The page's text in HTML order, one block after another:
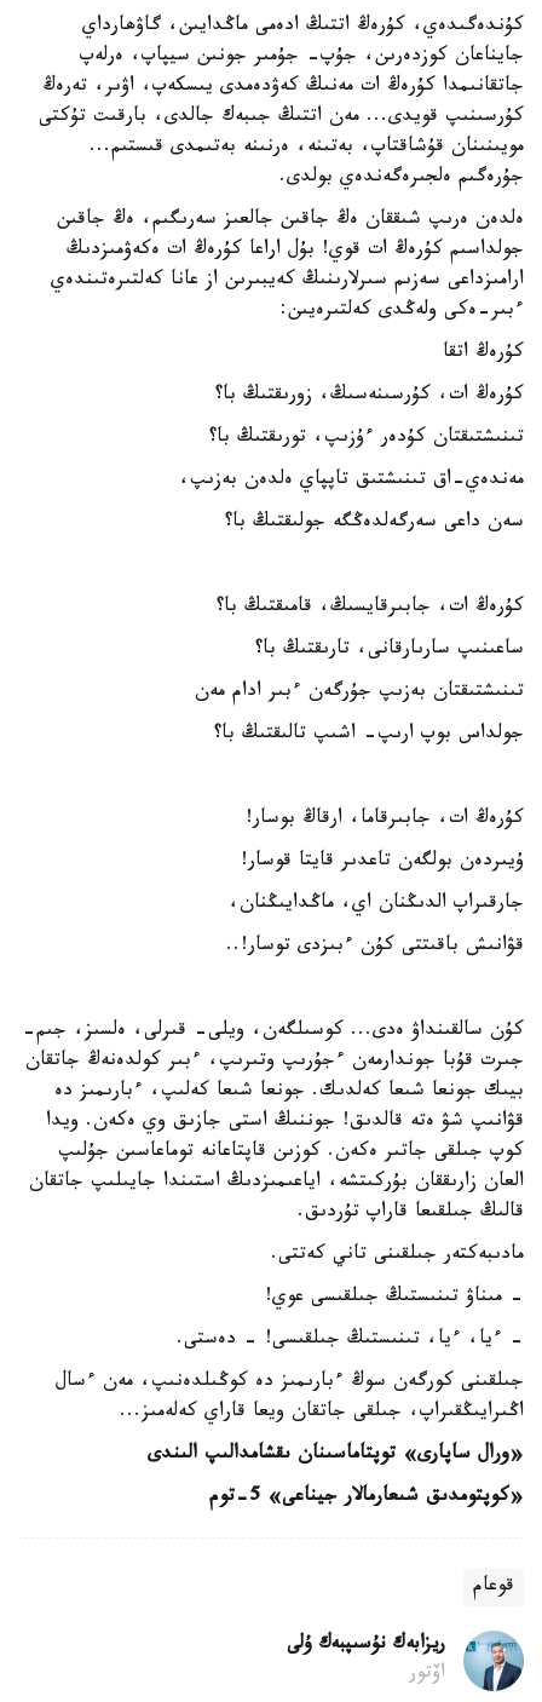
كۇندەگىدەي، كۇرەڭ اتتىڭ ادەمى ماڭدايىن، گاۋھارداي
جايناعان كوزدەرىن، جۇپ- جۇمىر جونىن سيپاپ، ەرلەپ
جاتقانىمدا كۇرەڭ ات مەنىڭ كەۋدەمدى يىسكەپ، اۋىر، تەرەڭ
كۇرسىنىپ قويدى... مەن اتتىڭ جىبەك جالدى، بارقىت تۇكتى
مويىنىنان قۇشاقتاپ، بەتىنە، ەرنىنە بەتىمدى قىستىم...
جۇرەگىم ەلجىرەگەندەي بولدى.
ەلدەن ەرىپ شىققان ەڭ جاقىن جالعىز سەرىگىم، ەڭ جاقىن
جولداسىم كۇرەڭ ات قوي! بۇل اراعا كۇرەڭ ات ەكەۋمىزدىڭ
ارامىزداعى سەزىم سىرلارىنىڭ كەيبىرىن از عانا كەلتىرەتىندەي
ءبىر-ەكى ولەڭدى كەلتىرەيىن:
كۇرەڭ اتقا
كۇرەڭ ات، كۇرسىنەسىڭ، زورىقتىڭ با؟
تىنىشتىقتان كۇدەر ءۇزىپ، تورىقتىڭ با؟
مەندەي-اق تىنىشتىق تاپپاي ەلدەن بەزىپ،
سەن داعى سەرگەلدەڭگە جولىقتىڭ با؟
كۇرەڭ ات، جابىرقايسىڭ، قامىقتىڭ با؟
ساعىنىپ سارىارقانى، تارىقتىڭ با؟
تىنىشتىقتان بەزىپ جۇرگەن ءبىر ادام مەن
جولداس بوپ ارىپ- اشىپ تالىقتىڭ با؟
كۇرەڭ ات، جابىرقاما، ارقاڭ بوسار!
ۇيىردەن بولگەن تاعدىر قايتا قوسار!
جارقىراپ الدىڭنان اي، ماڭدايىڭنان،
قۋانىش باقىتتى كۇن ءبىزدى توسار!..
كۇن سالقىنداۋ ەدى... كوسىلگەن، ويلى- قىرلى، ەلسىز، جىم-
جىرت قۇبا جوندارمەن ءجۇرىپ وتىرىپ، ءبىر كولدەنەڭ جاتقان
بيىك جونعا شىعا كەلدىك. جونعا شىعا كەلىپ، ءبارىمىز دە
قۋانىپ شۋ ەتە قالدىق! جوننىڭ استى جازىق وي ەكەن. ويدا
كوپ جىلقى جاتىر ەكەن. كوزىن قاپتاعانە توماعاسىن جۇلىپ
العان زارىققان بۇركىتشە، اياعىمىزدىڭ استىندا جايىلىپ جاتقان
قالىڭ جىلقىعا قاراپ تۇردىق.
مادىبەكتەر جىلقىنى تاني كەتتى.
- مىناۋ تىنىستىڭ جىلقىسى عوي!
- ءيا، ءيا، تىنىستىڭ جىلقىسى! - دەستى.
جىلقىنى كورگەن سوڭ ءبارىمىز دە كوڭىلدەنىپ، مەن ءسال
اڭىرايىڭقىراپ، جىلقى جاتقان ويعا قاراي كەلەمىز...
«ورال ساپارى» توپتاماسىنان ىقشامدالىپ الىندى
«كوپتومدىق شىعارمالار جيناعى» 5-توم
قوعام
ريزابەك نۇسىپبەك ۇلى
اۆتور